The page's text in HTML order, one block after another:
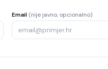
Email (nije javno, opcionalno)